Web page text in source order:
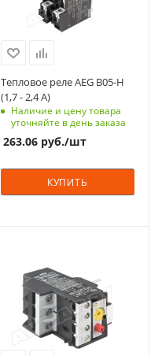
Тепловое реле AEG B05-H
(1,7 - 2,4 A)
Наличие и цену товара
уточняйте в день заказа
263.06руб./шт
КУПИТЬ